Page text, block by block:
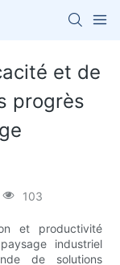
et de
progrès
103
et productivité
industriel
de solutions